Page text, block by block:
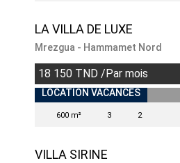
LA VILLA DE LUXE
Mrezgua - Hammamet Nord
18 150 TND /Par mois
LOCATION VACANCES
600 m² 3 2
VILLA SIRINE